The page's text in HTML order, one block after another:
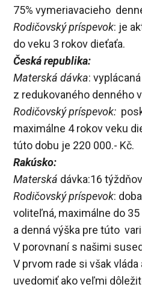
75% vymeriavacieho
Rodičovský príspevok: je
do veku 3 rokov dieťaťa.
Česká republika:
Materská dávka:
z redukovaného denného
Rodičovský príspevok:
maximálne 4 rokov veku
túto dobu je 220 000.- Kč.
Rakúsko:
Materská dávka:16
Rodičovský príspevok:
voliteľná, maximálne do
a denná výška pre túto
V porovnaní s našimi
V prvom rade si však
uvedomiť ako veľmi